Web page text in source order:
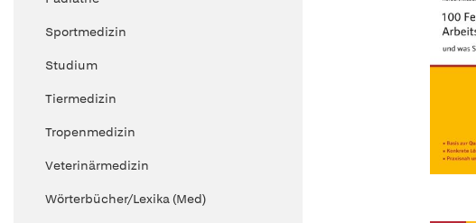
Sportmedizin
Studium
Tiermedizin
Tropenmedizin
Veterinärmedizin
Wörterbücher/Lexika (Med)